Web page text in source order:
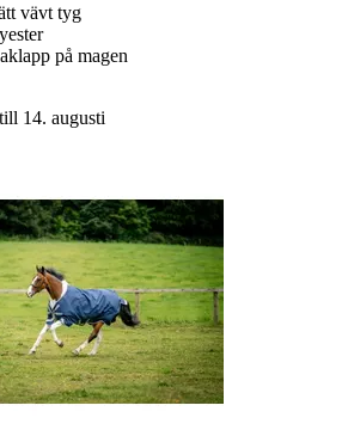
vävt tyg
på magen
14. augusti